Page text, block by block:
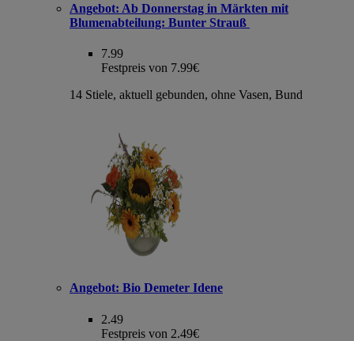
Angebot: Ab Donnerstag in Märkten mit
Blumenabteilung: Bunter Strauß
7.99
Festpreis von 7.99€
14 Stiele, aktuell gebunden, ohne Vasen, Bund
Angebot: Bio Demeter Idene
2.49
Festpreis von 2.49€